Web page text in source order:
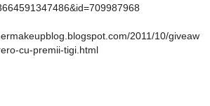
2011/10/giveaw
cu-premii-tigi.html